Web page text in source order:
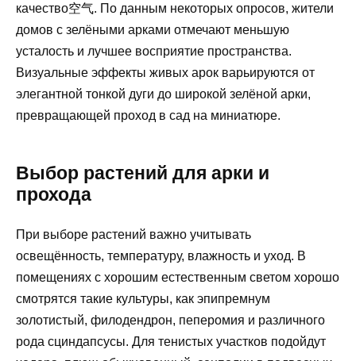
качество空气. По данным некоторых опросов, жители
домов с зелёными арками отмечают меньшую
усталость и лучшее восприятие пространства.
Визуальные эффекты живых арок варьируются от
элегантной тонкой дуги до широкой зелёной арки,
превращающей проход в сад на миниатюре.
Выбор растений для арки и
прохода
При выборе растений важно учитывать
освещённость, температуру, влажность и уход. В
помещениях с хорошим естественным светом хорошо
смотрятся такие культуры, как эпипремнум
золотистый, филодендрон, пеперомия и различного
рода сциндапсусы. Для тенистых участков подойдут